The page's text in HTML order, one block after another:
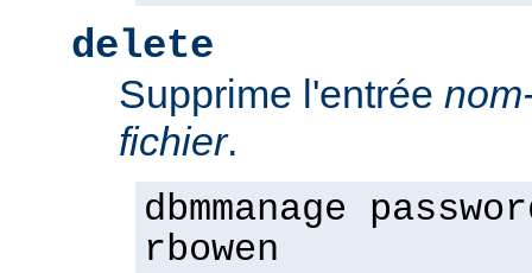
delete
Supprime l'entrée
fichier.
dbmmanage
rbowen